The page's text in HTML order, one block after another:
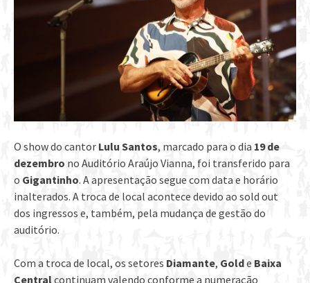
O show do cantor Lulu Santos, marcado para o dia 19 de
dezembro no Auditório Araújo Vianna, foi transferido para
o Gigantinho. A apresentação segue com data e horário
inalterados. A troca de local acontece devido ao sold out
dos ingressos e, também, pela mudança de gestão do
auditório.
Com a troca de local, os setores Diamante, Golde Baixa
Centralcontinuam valendo conforme a numeração